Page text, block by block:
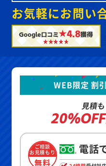
お気軽にお問い
Google口コミ★4.8獲得
WEB限定 割
見積
ご相談
お見積もり
無料
電話